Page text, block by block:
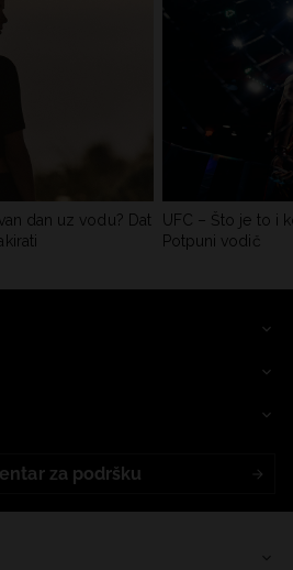
dan uz vodu? Dat
UFC – Što je to i
Potpuni vodič
za podršku